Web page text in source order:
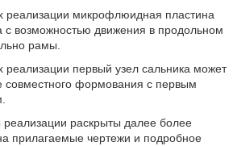
реализации микрофлюидная пластина
возможностью движения в продольном
рамы.
реализации первый узел сальника может
совместного формования с первым
реализации раскрыты далее более
прилагаемые чертежи и подробное